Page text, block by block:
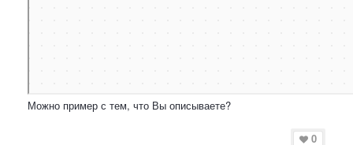
Можно пример с тем, что Вы описываете?
0